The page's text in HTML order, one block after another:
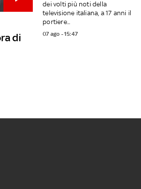
di
dei volti più noti della
televisione italiana, a 17 anni il
portiere...
07 ago - 15:47